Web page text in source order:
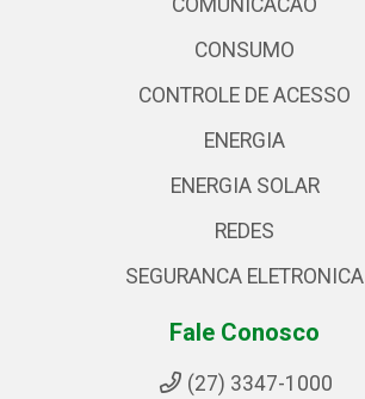
CONSUMO
CONTROLE DE ACESSO
ENERGIA
ENERGIA SOLAR
REDES
SEGURANCA ELETRONICA
Fale Conosco
(27) 3347-1000